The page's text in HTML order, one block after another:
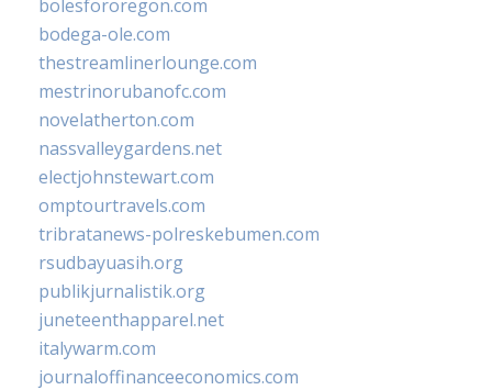
bolesfororegon.com
bodega-ole.com
thestreamlinerlounge.com
mestrinorubanofc.com
novelatherton.com
nassvalleygardens.net
electjohnstewart.com
omptourtravels.com
tribratanews-polreskebumen.com
rsudbayuasih.org
publikjurnalistik.org
juneteenthapparel.net
italywarm.com
journaloffinanceeconomics.com